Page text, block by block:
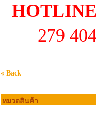
279
« Back
หมวดสินค้า